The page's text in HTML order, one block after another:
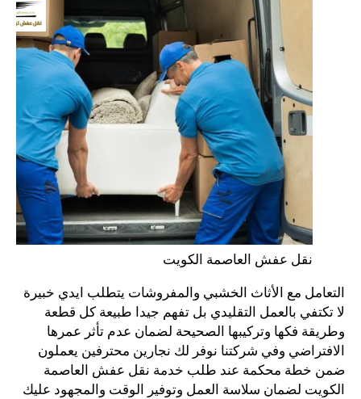
نقل عفش العاصمة الكويت
التعامل مع الأثاث الخشبي والمفروشات يتطلب ايدي خبيرة
لا تكتفي بالعمل التقليدي بل تفهم جيدا طبيعة كل قطعة
وطريقة فكها وتركيبها الصحيحة لضمان عدم تأثر عمرها
الافتراضي وفي شركتنا نوفر لك نجارين محترفين يعملون
ضمن خطة محكمة عند طلب خدمة نقل عفش العاصمة
الكويت لضمان سلاسة العمل وتوفير الوقت والمجهود عليك